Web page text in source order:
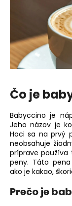
Čo je
Babyccino je
Jeho názov je
Hoci sa na prvý
neobsahuje
príprave používa
peny. Táto
ako je kakao,
Prečo je
n
á
j
s
ť
?